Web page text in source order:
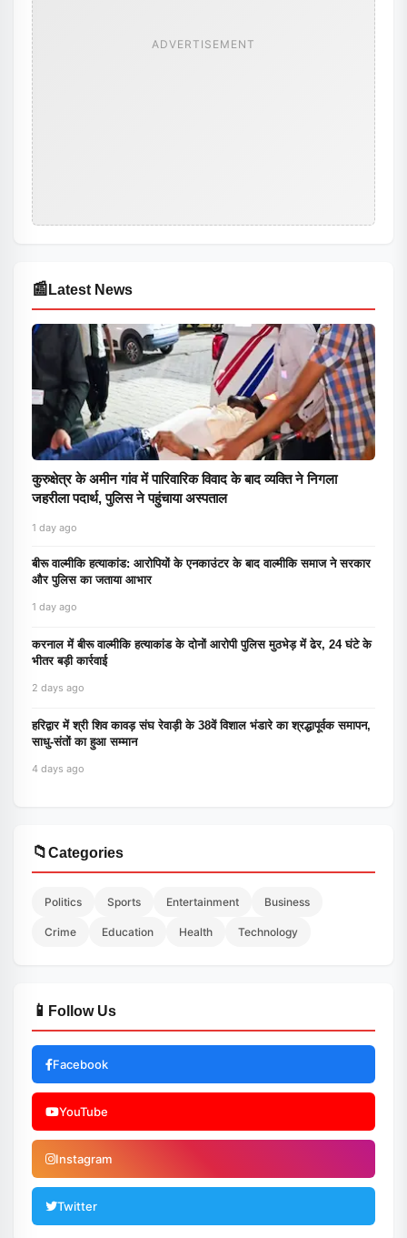
ADVERTISEMENT
📰 Latest News
कुरुक्षेत्र के अमीन गांव में पारिवारिक विवाद के बाद व्यक्ति ने निगला
जहरीला पदार्थ, पुलिस ने पहुंचाया अस्पताल
1 day ago
बीरू वाल्मीकि हत्याकांड: आरोपियों के एनकाउंटर के बाद वाल्मीकि समाज ने सरकार
और पुलिस का जताया आभार
1 day ago
करनाल में बीरू वाल्मीकि हत्याकांड के दोनों आरोपी पुलिस मुठभेड़ में ढेर, 24 घंटे के
भीतर बड़ी कार्रवाई
2 days ago
हरिद्वार में श्री शिव कावड़ संघ रेवाड़ी के 38वें विशाल भंडारे का श्रद्धापूर्वक समापन,
साधु-संतों का हुआ सम्मान
4 days ago
📁Categories
Politics Sports Entertainment Business
Crime Education Health Technology
📱 Follow Us
Facebook
YouTube
Instagram
Twitter